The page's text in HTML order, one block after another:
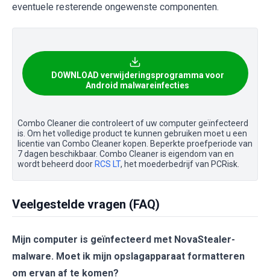
eventuele resterende ongewenste componenten.
DOWNLOAD verwijderingsprogramma voor
Android malwareinfecties
Combo Cleaner die controleert of uw computer geïnfecteerd
is. Om het volledige product te kunnen gebruiken moet u een
licentie van Combo Cleaner kopen. Beperkte proefperiode van
7 dagen beschikbaar. Combo Cleaner is eigendom van en
wordt beheerd door RCS LT, het moederbedrijf van PCRisk.
Veelgestelde vragen (FAQ)
Mijn computer is geïnfecteerd met NovaStealer-
malware. Moet ik mijn opslagapparaat formatteren
om ervan af te komen?